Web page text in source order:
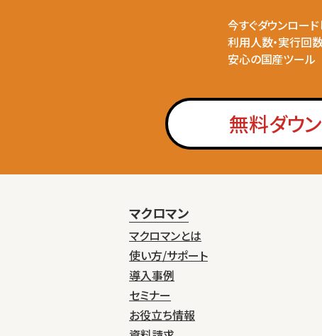
今すぐダウンロー
利用人数・実行回
安心の国産ツール
無料ダウ
マクロマン
マクロマンとは
使い方/サポート
導入事例
セミナー
お役立ち情報